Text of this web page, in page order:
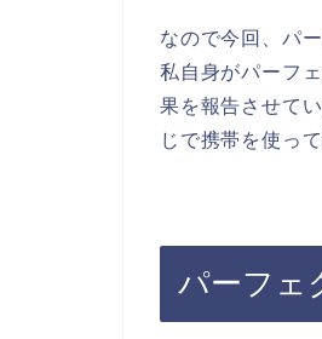
なので今回、パ
私自身がパーフ
果を報告させて
じで携帯を使っ
パーフェ